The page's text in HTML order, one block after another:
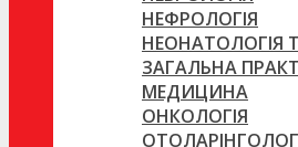
НЕФРОЛОГІЯ
НЕОНАТОЛОГІЯ
ЗАГАЛЬНА
МЕДИЦИНА
ОНКОЛОГІЯ